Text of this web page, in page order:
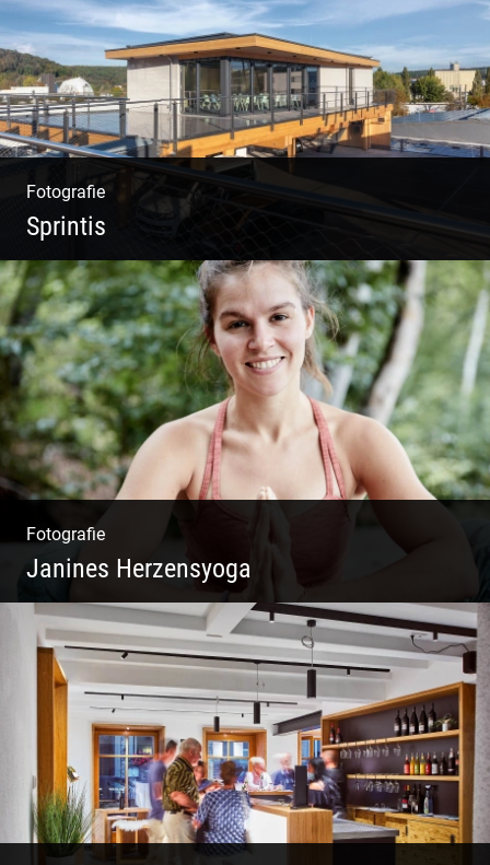
Fotografie
Sprintis
Wer will nicht dort arbeiten?
Fotografie
Janines Herzensyoga
Spontanes Yoga-Shooting